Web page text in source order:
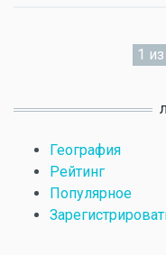
1
География
Рейтинг
Популярное